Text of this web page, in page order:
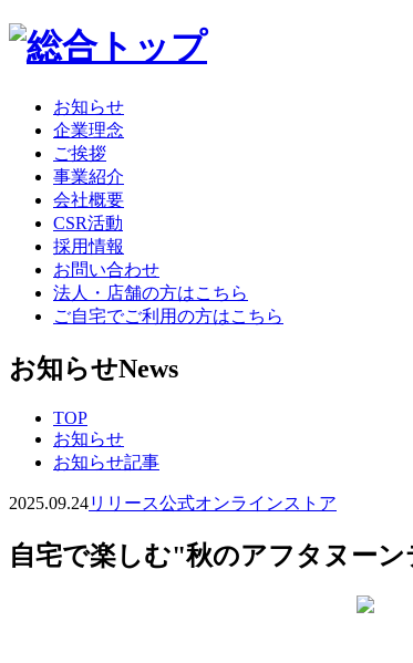
お知らせ
企業理念
ご挨拶
事業紹介
会社概要
CSR活動
採用情報
お問い合わせ
法人・店舗の方はこちら
ご自宅でご利用の方はこちら
お知らせNews
TOP
お知らせ
お知らせ記事
2025.09.24リリース公式オンラインストア
自宅で楽しむ"秋のアフタヌー